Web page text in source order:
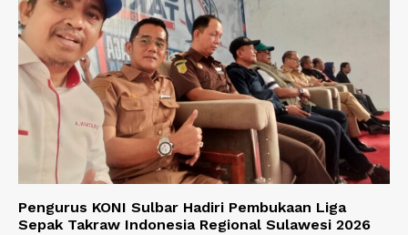
Pengurus KONI Sulbar Hadiri Pembukaan Liga
Sepak Takraw Indonesia Regional Sulawesi 2026